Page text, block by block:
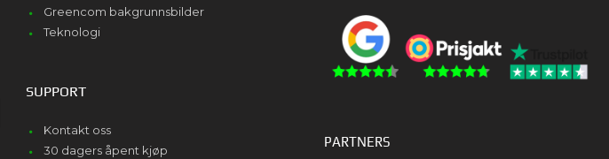
Greencom bakgrunnsbilder
Teknologi
SUPPORT
Kontakt oss
30 dagers åpent kjøp
PARTNERS